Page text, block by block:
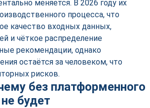
меняется. В 2026 году их
процесса, что
качество входных данных,
и чёткое распределение
рекомендации, однако
остаётся за человеком, что
рисков.
без платформенного
будет